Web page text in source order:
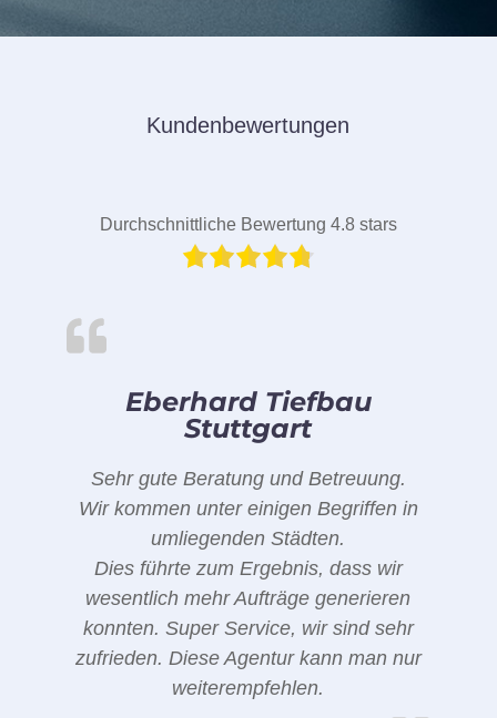
Kundenbewertungen
Durchschnittliche Bewertung 4.8 stars
Eberhard Tiefbau
Stuttgart
Sehr gute Beratung und Betreuung.
Wir kommen unter einigen Begriffen in
umliegenden Städten.
Dies führte zum Ergebnis, dass wir
wesentlich mehr Aufträge generieren
konnten. Super Service, wir sind sehr
zufrieden. Diese Agentur kann man nur
weiterempfehlen.